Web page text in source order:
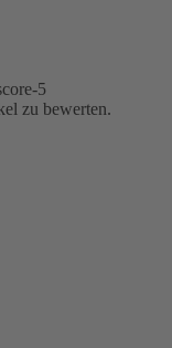
zu bewerten.